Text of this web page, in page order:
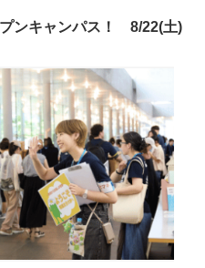
ンキャンパス！ 8/22(土)